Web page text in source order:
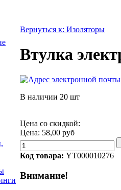
Вернуться к: Изоляторы
Втулка
В наличии 20 шт
Цена со скидкой:
Цена: 58,00 руб
Код товара: YT000010276
Внимание!